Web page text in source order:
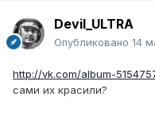
Devil_ULTRA
Опубликовано 14
http://vk.com/album-
сами их красили?